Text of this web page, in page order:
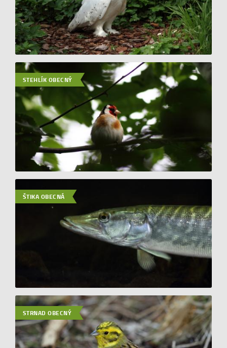
STEHLÍK OBECNÝ
ŠTIKA OBECNÁ
STRNAD OBECNÝ